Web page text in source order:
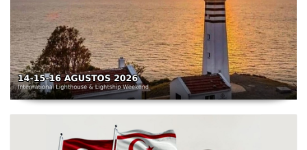
TC3X - Sarpıncık Feneri'nden ILLW'de Aktif Olacak - 14-